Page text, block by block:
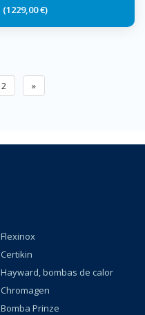
1229,00 €
2 »
Flexinox
Certikin
Hayward, bombas de calor
Chromagen
Bomba Prinze